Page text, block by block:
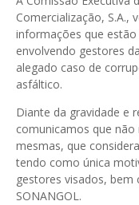
Comercialização, S.A.,
informações que estão
envolvendo gestores
alegado caso de
asfáltico.
Diante da gravidade e
comunicamos que
mesmas, que
tendo como única
gestores visados,
SONANGOL.